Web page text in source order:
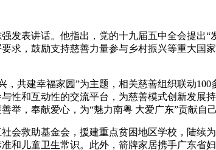
表讲话。他指出，党的十九届五中全会提出“
求，鼓励支持慈善力量参与乡村振兴等重大
共建幸福家园”为主题，相关慈善组织联动
性和互动性的交流平台，为慈善模式创新发
举，奉献爱心，为“魅力南粤 大爱广东”贡献自己
救助基金会，援建重点贫困地区学校，陆续
和儿童卫生常识。此外，箭牌家居携手广东省